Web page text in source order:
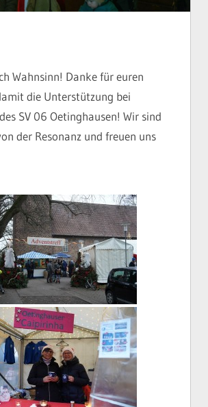
Wahnsinn! Danke für euren
die Unterstützung bei
SV 06 Oetinghausen! Wir sind
der Resonanz und freuen uns